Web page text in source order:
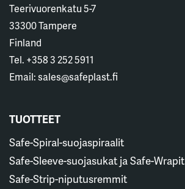
Teerivuorenkatu 5-7
33300 Tampere
Finland
Tel. +358 3 252 5911
Email: sales@safeplast.fi
TUOTTEET
Safe-Spiral-suojaspiraalit
Safe-Sleeve-suojasukat ja Safe-Wrapit
Safe-Strip-niputusremmit